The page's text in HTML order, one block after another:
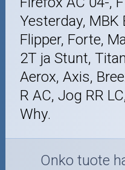
Yesterday, MBK
Flipper, Forte,
2T ja Stunt,
Aerox, Axis,
R AC, Jog RR
Why.
Onko tuote